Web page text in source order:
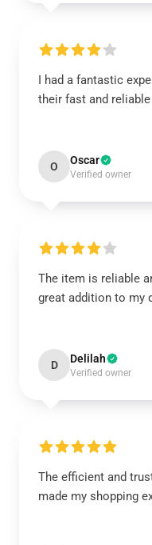
I had a fantastic
their fast and
O Oscar
Verified owner
The item is reliable
great addition to my
D Delilah
Verified owner
The efficient and
made my shopping